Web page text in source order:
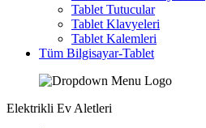
Tablet Tutucular
Tablet Klavyeleri
Tablet Kalemleri
Tüm Bilgisayar-Tablet
Elektrikli Ev Aletleri